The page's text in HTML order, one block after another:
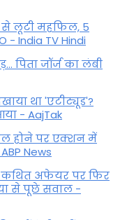
लूटी महफिल, 5
- India TV Hindi
पिता जॉर्ज का लंबी
था 'एटीट्यूड'?
- AajTak
होने पर एक्शन में
News
कथित अफेयर पर फिर
से पूछे सवाल -